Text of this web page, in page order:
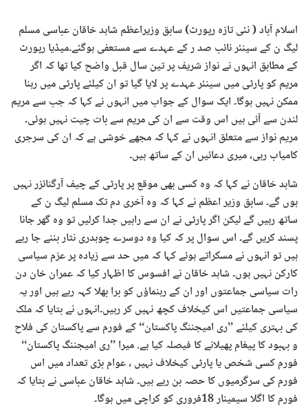
اسلام آباد ( نئی تازہ رپورٹ) سابق وزیراعظم شاہد خاقان عباسی مسلم
لیگ ن کے سینئر نائب صد ر کے عہدے سے مستعفی ہوگئے۔میڈیا رپورٹ
کے مطابق انہوں نے نواز شریف پر تین سال قبل واضح کیا تھا کہ اگر
مریم کو پارٹی میں سینئر عہدے پر لایا گیا تو ان کیلئے پارٹی میں رہنا
ممکن نہیں ہوگا۔ ایک سوال کے جواب میں انہوں نے کہا کہ جب سے مریم
لندن سے آئی ہیں اس وقت سے ان کی مریم سے بات چیت نہیں ہوئی۔
مریم نواز سے متعلق انہوں نے کہا کہ مجھے خوشی ہے کہ ان کی سرجری
کامیاب رہی، میری دعائیں ان کے ساتھ ہیں۔
شاہد خاقان نے کہا کہ وہ کسی بھی موقع پر پارٹی کے چیف آرگنائزر نہیں
ہوں گے۔ سابق وزیر اعظم نے کہا کہ وہ آخری دم تک مسلم لیگ ن کے
ساتھ رہیں گے لیکن اگر پارٹی نے ان سے راہیں جدا کرلیں تو وہ گھر جانا
پسند کریں گے۔ اس سوال پر کہ کیا وہ دوسرے چوہدری نثار بننے جا رہے
ہیں تو انہوں نے مسکراتے ہوئے کہا کہ میں حد سے زیادہ پر عزم سیاسی
کارکن نہیں ہوں۔ شاہد خاقان نے افسوس کا اظہار کیا کہ عمران خان دن
رات سیاسی جماعتوں اور ان کے رہنماؤں کو برا بھلا کہہ رہے ہیں اور یہ
سیاسی جماعتیں اس کیخلاف کچھ نہیں کر رہیں۔انہوں نے بتایا کہ ملک
کی بہتری کیلئے ’’ری امیجننگ پاکستان‘‘ کے فورم سے پاکستان کی فلاح
و بہبود کا پیغام پھیلانے کا فیصلہ کیا ہے. میرا ’’ری امیجننگ پاکستان‘‘
فورم کسی شخص یا پارٹی کیخلاف نہیں ، عوام بڑی تعداد میں اس
فورم کی سرگرمیوں کا حصہ بن رہے ہیں۔ شاہد خاقان عباسی نے بتایا کہ
فورم کا اگلا سیمینار 18فروری کو کراچی میں ہوگا۔